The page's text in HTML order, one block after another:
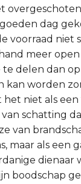
dag
voorraad niet
meer
delen dan
kan worden
het niet als
schatting
van
maar als een
dienaar
boodschap